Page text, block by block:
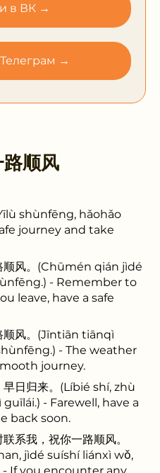
в ВК →
→
路顺风
shùnfēng, hǎohǎo
journey and take
顺风。(Chūmén qián jìdé
- Remember to
leave, have a safe
顺风。(Jīntiān tiānqì
- The weather
journey.
早日归来。(Líbié shí, zhù
- Farewell, have a
back soon.
系我，祝你一路顺风。
jìdé suíshí liánxì wǒ,